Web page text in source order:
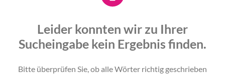
Leider konnten wir zu Ihrer
Sucheingabe kein Ergebnis finden.
Bitte überprüfen Sie, ob alle Wörter richtig geschrieben